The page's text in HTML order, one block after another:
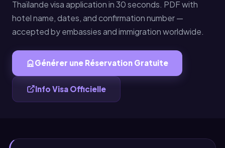
Thaïlande visa application in 30 seconds. PDF with
hotel name, dates, and confirmation number —
accepted by embassies and immigration worldwide.
Générer une Réservation Gratuite
Info Visa Officielle